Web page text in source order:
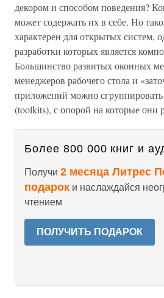
декором и способом поведения?
может содержать их в себе. Но
характерен для открытых систем,
разработки которых является
Большинство развитых оконных
менеджеров рабочего стола и
приложений можно
(toolkits), с опорой на которые они
Более 800 000 книг и
Получи 2 месяца Литрес
подарок и наслаждайся
чтением
ПОЛУЧИТЬ ПОДАРОК